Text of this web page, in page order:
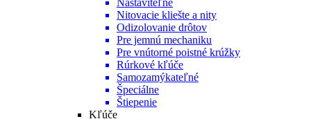
Nastaviteľné
Nitovacie kliešte a nity
Odizolovanie drôtov
Pre jemnú mechaniku
Pre vnútorné poistné krúžky
Rúrkové kľúče
Samozamýkateľné
Špeciálne
Štiepenie
Kľúče